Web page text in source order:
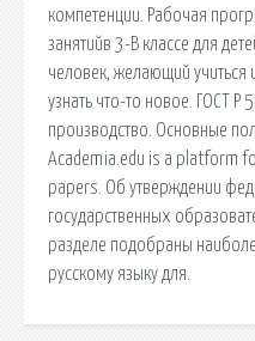
компетенции. Рабочая
занятийв 3-В классе для
человек, желающий учиться
узнать что-то новое. ГОСТ
производство. Основные
Academia.edu is a platform
papers. Об утверждении
государственных
разделе подобраны
русскому языку для.